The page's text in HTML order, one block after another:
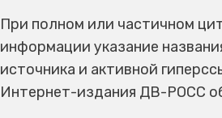
При полном или частичном
информации указание
источника и активной
Интернет-издания ДВ-РОСС